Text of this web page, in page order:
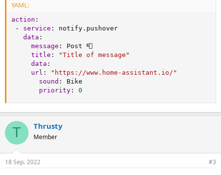
YAML:
action :
-
service :
notify.pushover
data :
message :
Post 📮
title :
"Title of message"
data :
url :
"https://www.home-assistant.io/"
sound :
Bike
priority : 0
T Thrusty
Member
18 Sep. 2022 #3